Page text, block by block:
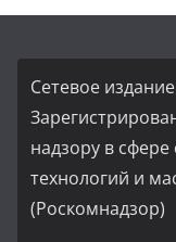
Сетевое
надзору в
технологий и
(Роскомнадзор)